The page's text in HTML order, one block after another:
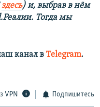
здесь) и, выбрав в нём
Тогда мы
канал в Telegram.
VPN Подпишитесь